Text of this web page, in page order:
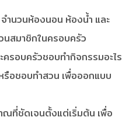
จำนวนห้องนอน ห้องน้ำ และ
สมาชิกในครอบครัว
รอบครัวชอบทำกิจกรรมอะไร
รือชอบทำสวน เพื่อออกแบบ
ณที่ชัดเจนตั้งแต่เริ่มต้น เพื่อ